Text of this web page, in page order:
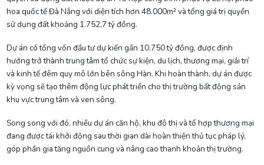
hoa quốc tế Đà Nẵng với diện tích hơn 48.000m² và tổng giá trị quyền
sử dụng đất khoảng 1.752,7 tỷ đồng.
Dự án có tổng vốn đầu tư dự kiến gần 10.750 tỷ đồng, được định
hướng trở thành trung tâm tổ chức sự kiện, du lịch, thương mại, giải trí
và kinh tế đêm quy mô lớn bên sông Hàn. Khi hoàn thành, dự án được
kỳ vọng sẽ tạo thêm động lực phát triển cho thị trường bất động sản
khu vực trung tâm và ven sông.
Song song với đó, nhiều dự án căn hộ, khu đô thị và tổ hợp thương mại
đang được tái khởi động sau thời gian dài hoàn thiện thủ tục pháp lý,
góp phần gia tăng nguồn cung và nâng cao thanh khoản thị trường.